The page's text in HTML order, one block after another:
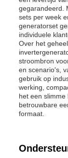
gegarandeerd.
sets per week
generatorset
individuele
Over het
stroombron
en scenario's,
gebruik op
werking,
het een
betrouwbare
formaat.